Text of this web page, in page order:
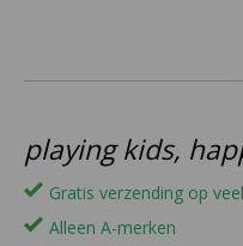
playing kids,
Gratis verzending op
Alleen A-merken